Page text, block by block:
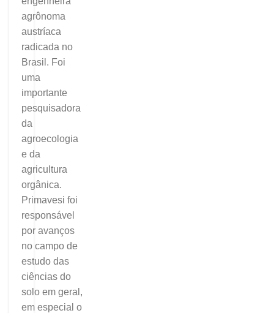
agrônoma
austríaca
radicada no
Brasil. Foi
uma
importante
pesquisadora
da
agroecologia
e da
agricultura
orgânica.
Primavesi foi
responsável
por avanços
no campo de
estudo das
ciências do
solo em geral,
em especial o